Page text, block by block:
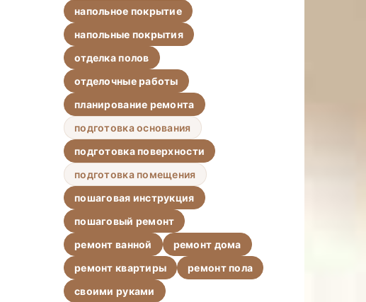
напольное покрытие
напольные покрытия
отделка полов
отделочные работы
планирование ремонта
подготовка основания
подготовка поверхности
подготовка помещения
пошаговая инструкция
пошаговый ремонт
ремонт ванной
ремонт дома
ремонт квартиры
ремонт пола
своими руками